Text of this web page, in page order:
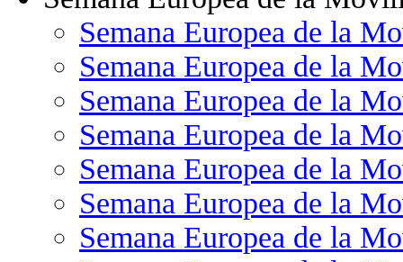
Semana Europea de la
Semana Europea de la
Semana Europea de la
Semana Europea de la
Semana Europea de la
Semana Europea de la
Semana Europea de la